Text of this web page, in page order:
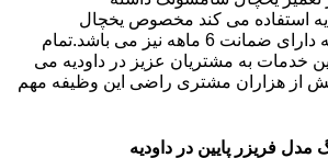
استفاده می کند مخصوص یخچال
سامسونگ می باشد که دارای ضمانت 6 ماهه نیز می باشد.تمام
خدمات به مشتریان عزیز در داودیه می
از هزاران مشتری راضی این وظیفه مهم
فریزر پایین در داودیه